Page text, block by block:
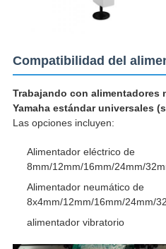
Compatibilidad del
Trabajando con alimentadores
Yamaha estándar universales
Las opciones incluyen:
Alimentador eléctrico de
8mm/12mm/16mm/24mm/
Alimentador neumático de
8x4mm/12mm/16mm/24mm/
alimentador vibratorio